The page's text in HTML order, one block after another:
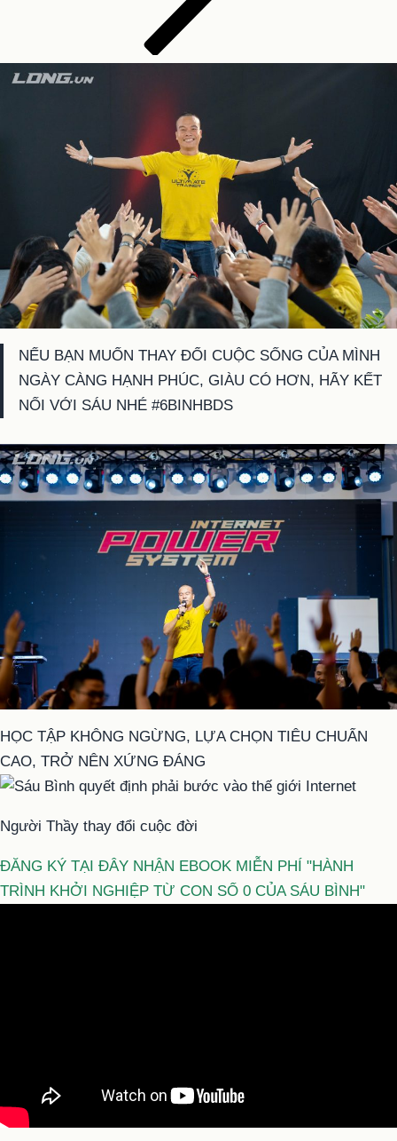
NẾU BẠN MUỐN THAY ĐỔI CUỘC SỐNG CỦA MÌNH
NGÀY CÀNG HẠNH PHÚC, GIÀU CÓ HƠN, HÃY KẾT
NỐI VỚI SÁU NHÉ #6BINHBDS
HỌC TẬP KHÔNG NGỪNG, LỰA CHỌN TIÊU CHUẨN
CAO, TRỞ NÊN XỨNG ĐÁNG
Người Thầy thay đổi cuộc đời
ĐĂNG KÝ TẠI ĐÂY NHẬN EBOOK MIỄN PHÍ "HÀNH
TRÌNH KHỞI NGHIỆP TỪ CON SỐ 0 CỦA SÁU BÌNH"